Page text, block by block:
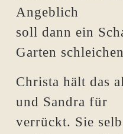
Angeblich
soll dann ein
Garten
Christa hält das
und Sandra für
verrückt. Sie